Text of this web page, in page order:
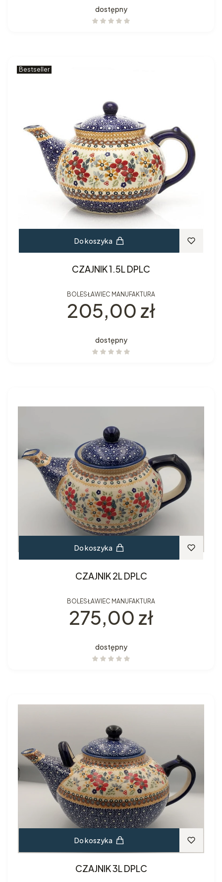
dostępny
Bestseller
Do koszyka
CZAJNIK 1.5L DPLC
BOLESŁAWIEC MANUFAKTURA
Cena
205,00 zł
dostępny
Do koszyka
CZAJNIK 2L DPLC
BOLESŁAWIEC MANUFAKTURA
Cena
275,00 zł
dostępny
Do koszyka
CZAJNIK 3L DPLC